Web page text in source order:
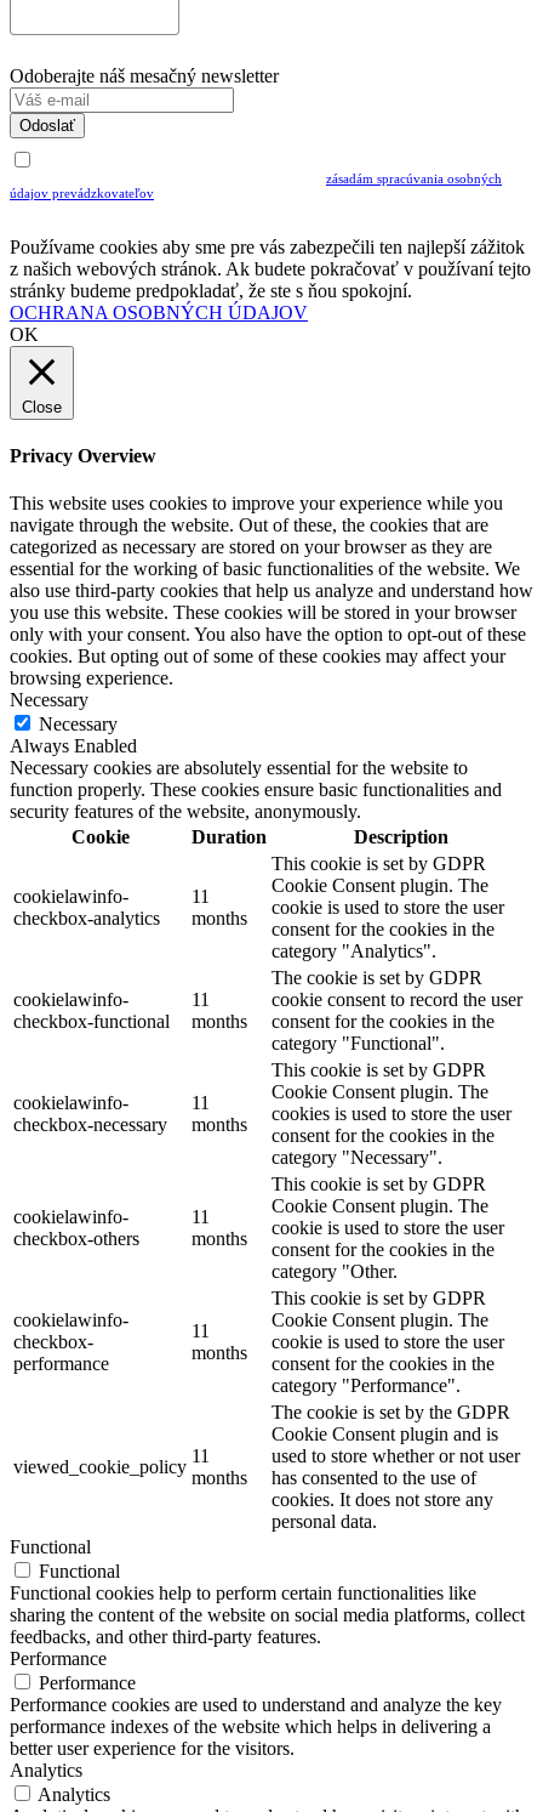
Odoberajte náš mesačný newsletter
Odoslať
zásadám spracúvania osobných
údajov prevádzkovateľov
Používame cookies aby sme pre vás zabezpečili ten najlepší zážitok
z našich webových stránok. Ak budete pokračovať v používaní tejto
stránky budeme predpokladať, že ste s ňou spokojní.
OCHRANA OSOBNÝCH ÚDAJOV
OK
Close
Privacy Overview
This website uses cookies to improve your experience while you
navigate through the website. Out of these, the cookies that are
categorized as necessary are stored on your browser as they are
essential for the working of basic functionalities of the website. We
also use third-party cookies that help us analyze and understand how
you use this website. These cookies will be stored in your browser
only with your consent. You also have the option to opt-out of these
cookies. But opting out of some of these cookies may affect your
browsing experience.
Necessary
Necessary
Always Enabled
Necessary cookies are absolutely essential for the website to
function properly. These cookies ensure basic functionalities and
security features of the website, anonymously.
Cookie
Duration Description
cookielawinfo-
checkbox-analytics
11
months
This cookie is set by GDPR
Cookie Consent plugin. The
cookie is used to store the user
consent for the cookies in the
category "Analytics".
cookielawinfo-
checkbox-functional
11
months
The cookie is set by GDPR
cookie consent to record the user
consent for the cookies in the
category "Functional".
cookielawinfo-
checkbox-necessary
11
months
This cookie is set by GDPR
Cookie Consent plugin. The
cookies is used to store the user
consent for the cookies in the
category "Necessary".
cookielawinfo-
checkbox-others
11
months
This cookie is set by GDPR
Cookie Consent plugin. The
cookie is used to store the user
consent for the cookies in the
category "Other.
cookielawinfo-
checkbox-
performance
11
months
This cookie is set by GDPR
Cookie Consent plugin. The
cookie is used to store the user
consent for the cookies in the
category "Performance".
viewed_cookie_policy
11
months
The cookie is set by the GDPR
Cookie Consent plugin and is
used to store whether or not user
has consented to the use of
cookies. It does not store any
personal data.
Functional
Functional
Functional cookies help to perform certain functionalities like
sharing the content of the website on social media platforms, collect
feedbacks, and other third-party features.
Performance
Performance
Performance cookies are used to understand and analyze the key
performance indexes of the website which helps in delivering a
better user experience for the visitors.
Analytics
Analytics